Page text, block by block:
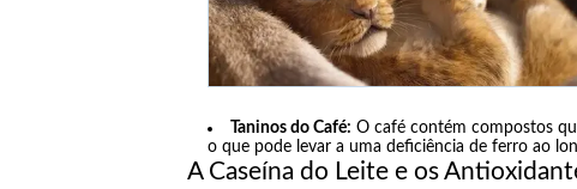
Taninos do Café: O café contém compostos
o que pode levar a uma deficiência de ferro ao
A Caseína do Leite e os